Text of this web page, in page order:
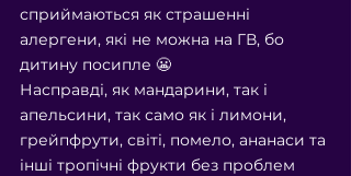
сприймаються як страшенні
алергени, які не можна на ГВ, бо
дитину посипле 😬
Насправді, як мандарини, так і
апельсини, так само як і лимони,
грейпфрути, світі, помело, ананаси та
інші тропічні фрукти без проблем